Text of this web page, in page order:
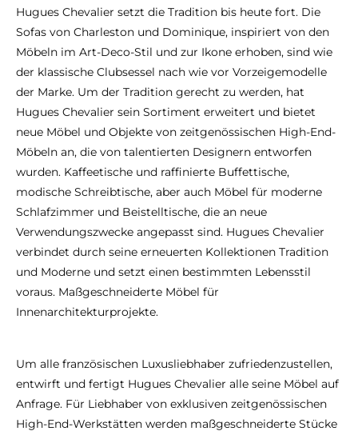
Hugues Chevalier setzt die Tradition bis heute fort. Die
Sofas von Charleston und Dominique, inspiriert von den
Möbeln im Art-Deco-Stil und zur Ikone erhoben, sind wie
der klassische Clubsessel nach wie vor Vorzeigemodelle
der Marke. Um der Tradition gerecht zu werden, hat
Hugues Chevalier sein Sortiment erweitert und bietet
neue Möbel und Objekte von zeitgenössischen High-End-
Möbeln an, die von talentierten Designern entworfen
wurden. Kaffeetische und raffinierte Buffettische,
modische Schreibtische, aber auch Möbel für moderne
Schlafzimmer und Beistelltische, die an neue
Verwendungszwecke angepasst sind. Hugues Chevalier
verbindet durch seine erneuerten Kollektionen Tradition
und Moderne und setzt einen bestimmten Lebensstil
voraus. Maßgeschneiderte Möbel für
Innenarchitekturprojekte.
Um alle französischen Luxusliebhaber zufriedenzustellen,
entwirft und fertigt Hugues Chevalier alle seine Möbel auf
Anfrage. Für Liebhaber von exklusiven zeitgenössischen
High-End-Werkstätten werden maßgeschneiderte Stücke